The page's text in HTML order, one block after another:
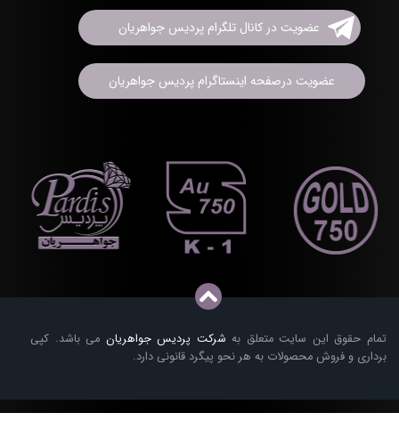
تمام حقوق این سایت متعلق به شرکت پردیس جواهریان می باشد. کپی
برداری و فروش محصولات به هر نحو پیگرد قانونی دارد.
عضویت در کانال تلگرام پردیس جواهریان
عضویت درصفحه اینستاگرام پردیس جواهریان